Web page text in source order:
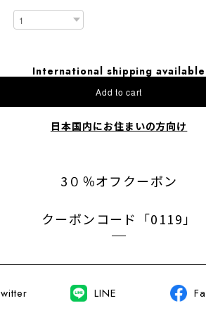
International shipping available
Add to cart
日本国内にお住まいの方向け
3０％オフクーポン
クーポンコード「0119」
LINE